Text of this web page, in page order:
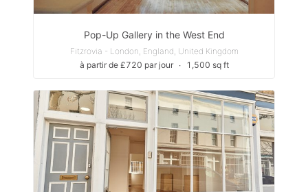
Pop-Up Gallery in the West End
Fitzrovia - London, England, United Kingdom
à partir de £720 par jour
∙ 1,500 sq ft